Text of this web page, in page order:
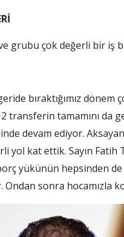
grubu çok değerli bir iş
bıraktığımız dönem
transferin tamamını
devam ediyor.
yol kat ettik. Sayın
yükünün hepsinden
sonra hocamızla